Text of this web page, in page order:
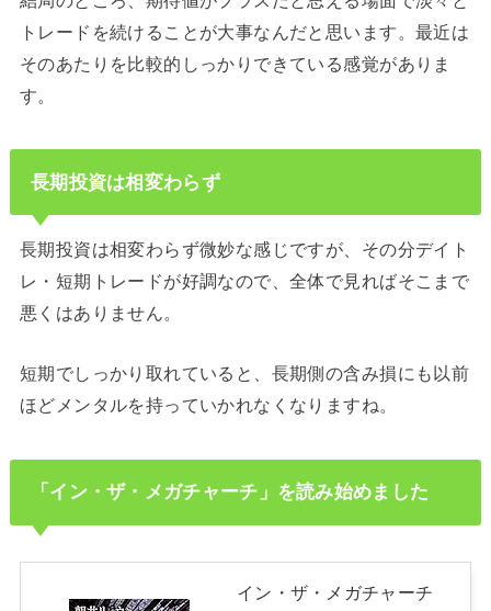
トレードを続けることが大事なんだと思います。最近は
そのあたりを比較的しっかりできている感覚がありま
す。
長期投資は相変わらず
長期投資は相変わらず微妙な感じですが、その分デイト
レ・短期トレードが好調なので、全体で見ればそこまで
悪くはありません。
短期でしっかり取れていると、長期側の含み損にも以前
ほどメンタルを持っていかれなくなりますね。
「イン・ザ・メガチャーチ」を読み始めました
イン・ザ・メガチャーチ